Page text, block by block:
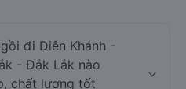
đi Diên Khánh -
- Đắk Lắk nào
chất lượng tốt